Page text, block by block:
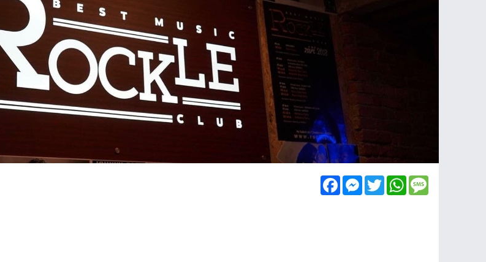
FacebookMessenger
TwitterWhatsApp